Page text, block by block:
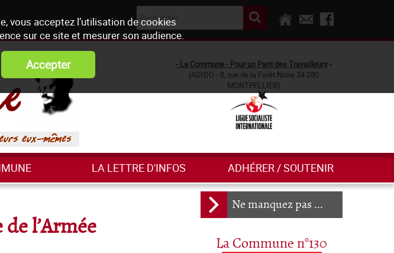
vous acceptez l’utilisation de cookies
sur ce site et mesurer son audience.
Accepter - La Commune - Pour un Parti des Travailleurs -
(ADIDO - 8, rue de la Forêt Noire 34 080
MONTPELLIER)
LA LETTRE D'INFOS ADHÉRER / SOUTENIR
Ne manquez pas ...
La Commune n°130
l’Armée